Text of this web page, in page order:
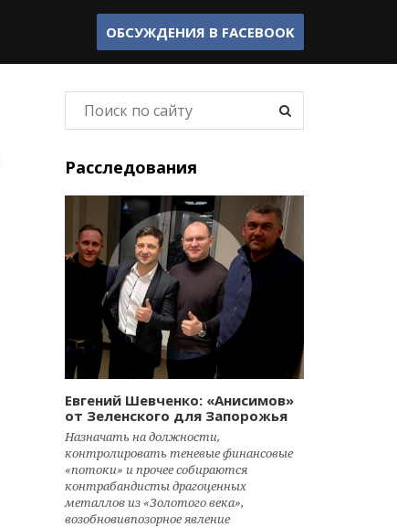
ОБСУЖДЕНИЯ В FACEBOOK
Расследования
Евгений Шевченко: «Анисимов»
от Зеленского для Запорожья
Назначать на должности,
контролировать теневые финансовые
«потоки» и прочее собираются
контрабандисты драгоценных
металлов из «Золотого века»,
возобновивпозорное явление